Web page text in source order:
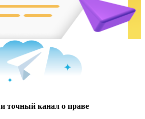
точный канал о праве